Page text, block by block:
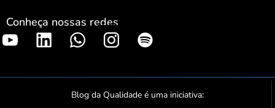
Conheça nossas redes
S
o
t
Blog da Qualidade é uma iniciativa: